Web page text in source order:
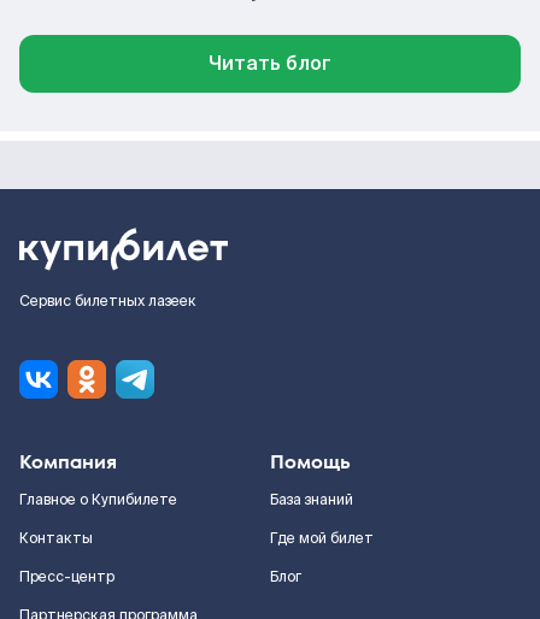
Читать блог
Сервис билетных лазеек
Компания
Главное о Купибилете
Контакты
Пресс-центр
Помощь
База знаний
Где мой билет
Блог